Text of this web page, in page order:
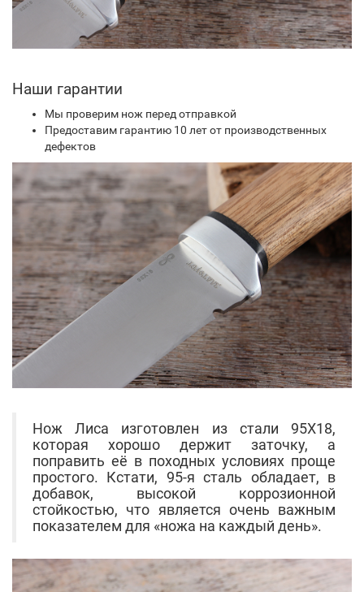
Наши гарантии
Мы проверим нож перед отправкой
Предоставим гарантию 10 лет от производственных
дефектов
Нож Лиса изготовлен из стали 95Х18,
которая хорошо держит заточку, а
поправить её в походных условиях проще
простого. Кстати, 95-я сталь обладает, в
добавок, высокой коррозионной
стойкостью, что является очень важным
показателем для «ножа на каждый день».